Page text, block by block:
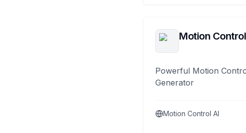
Motion
Powerful Motion
Generator
Motion Control AI